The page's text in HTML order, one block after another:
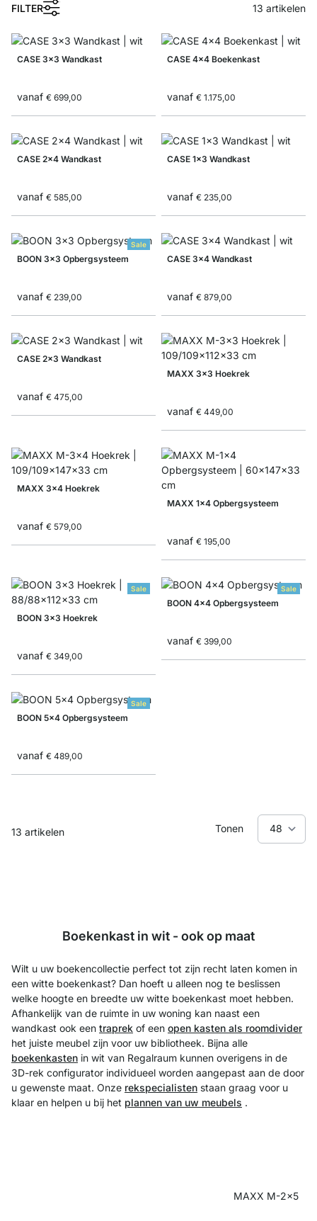
FILTER 13 artikelen
CASE 3x3 Wandkast
vanaf € 699,00
CASE 4x4 Boekenkast
vanaf € 1.175,00
CASE 2x4 Wandkast
vanaf € 585,00
CASE 1x3 Wandkast
vanaf € 235,00
Sale
BOON 3x3 Opbergsysteem
vanaf € 239,00
CASE 3x4 Wandkast
vanaf € 879,00
CASE 2x3 Wandkast
vanaf € 475,00
MAXX 3x3 Hoekrek
vanaf € 449,00
MAXX 3x4 Hoekrek
vanaf € 579,00
MAXX 1x4 Opbergsysteem
vanaf € 195,00
Sale
BOON 3x3 Hoekrek
vanaf € 349,00
Sale
BOON 4x4 Opbergsysteem
vanaf € 399,00
Sale
BOON 5x4 Opbergsysteem
vanaf € 489,00
13 artikelen Tonen
Boekenkast in wit - ook op maat
Wilt u uw boekencollectie perfect tot zijn recht laten komen in
een witte boekenkast? Dan hoeft u alleen nog te beslissen
welke hoogte en breedte uw witte boekenkast moet hebben.
Afhankelijk van de ruimte in uw woning kan naast een
wandkast ook een traprek of een open kasten als roomdivider
het juiste meubel zijn voor uw bibliotheek. Bijna alle
boekenkasten in wit van Regalraum kunnen overigens in de
3D-rek configurator individueel worden aangepast aan de door
u gewenste maat. Onze rekspecialisten staan graag voor u
klaar en helpen u bij het plannen van uw meubels .
MAXX M-2x5